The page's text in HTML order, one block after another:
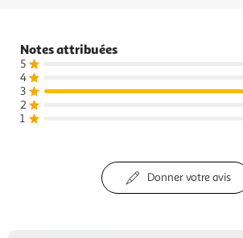
Notes attribuées
5
4
3
2
1
Donner votre avis